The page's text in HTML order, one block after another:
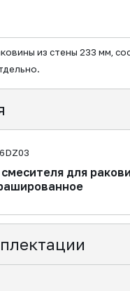
из стены 233 мм,
для